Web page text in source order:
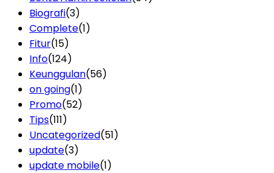
Biografi(3)
Complete(1)
Fitur(15)
Info(124)
Keunggulan(56)
on going(1)
Promo(52)
Tips(111)
Uncategorized(51)
update(3)
update mobile(1)